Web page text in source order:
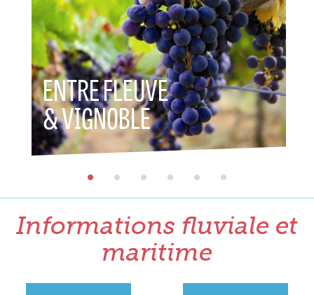
ENTRE FLEUVE
& VIGNOBLE &
Informations fluviale et
maritime